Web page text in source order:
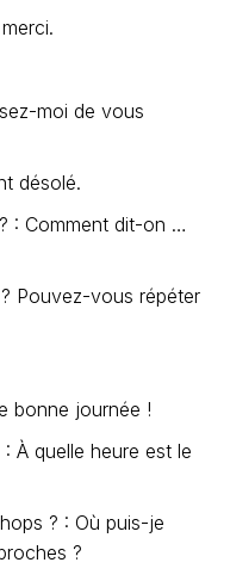
moi de vous
désolé.
: Comment dit-on …
Pouvez-vous répéter
bonne journée !
À quelle heure est le
? : Où puis-je
?